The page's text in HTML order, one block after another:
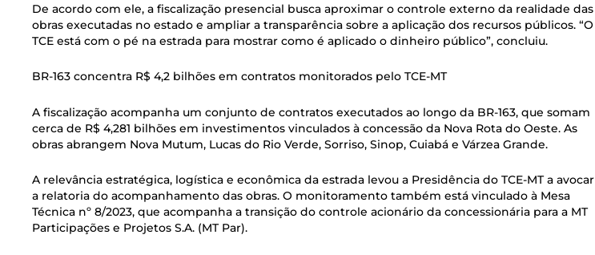
De acordo com ele, a fiscalização presencial busca aproximar o controle externo da realidade das
obras executadas no estado e ampliar a transparência sobre a aplicação dos recursos públicos. “O
TCE está com o pé na estrada para mostrar como é aplicado o dinheiro público”, concluiu.
BR-163 concentra R$ 4,2 bilhões em contratos monitorados pelo TCE-MT
A fiscalização acompanha um conjunto de contratos executados ao longo da BR-163, que somam
cerca de R$ 4,281 bilhões em investimentos vinculados à concessão da Nova Rota do Oeste. As
obras abrangem Nova Mutum, Lucas do Rio Verde, Sorriso, Sinop, Cuiabá e Várzea Grande.
A relevância estratégica, logística e econômica da estrada levou a Presidência do TCE-MT a avocar
a relatoria do acompanhamento das obras. O monitoramento também está vinculado à Mesa
Técnica nº 8/2023, que acompanha a transição do controle acionário da concessionária para a MT
Participações e Projetos S.A. (MT Par).